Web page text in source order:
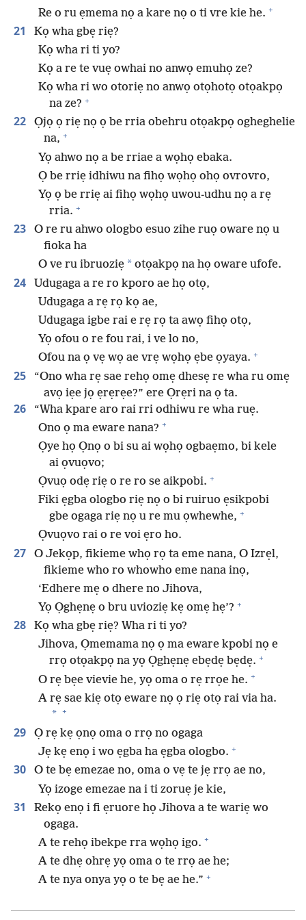
Re o ru ẹmema nọ a kare nọ o ti vre kie he. +
21
Kọ wha gbẹ riẹ?
Kọ wha ri ti yo?
Kọ a re te vuẹ owhai no anwọ emuhọ ze?
Kọ wha ri wo otoriẹ no anwọ otọhotọ otọakpọ
na ze? +
22
Ọjọ ọ riẹ nọ ọ be rria obehru otọakpọ ogheghelie
na, +
Yọ ahwo nọ a be rriae a wọhọ ebaka.
Ọ be rriẹ idhiwu na fihọ wọhọ ohọ ovrovro,
Yọ ọ be rriẹ ai fihọ wọhọ uwou-udhu nọ a rẹ
rria. +
23
O re ru ahwo ologbo esuo zihe ruọ oware nọ u
fioka ha
O ve ru ibruoziẹ * otọakpọ na họ oware ufofe.
24
Udugaga a re ro kporo ae họ otọ,
Udugaga a rẹ rọ kọ ae,
Udugaga igbe rai e rẹ rọ ta awọ fihọ otọ,
Yọ ofou o re fou rai, i ve lo no,
Ofou na ọ vẹ wọ ae vrẹ wọhọ ẹbe ọyaya. +
25
“Ono wha rẹ sae rehọ omẹ dhesẹ re wha ru omẹ
avọ iẹe jọ ẹrẹrẹe?” ere Ọrẹri na ọ ta.
26
“Wha kpare aro rai rri odhiwu re wha ruẹ.
Ono ọ ma eware nana? +
Ọye họ Ọnọ o bi su ai wọhọ ogbaẹmo, bi kele
ai ọvuọvo;
Ọvuọ odẹ riẹ o re ro se aikpobi. +
Fiki ẹgba ologbo riẹ nọ o bi ruiruo ẹsikpobi
gbe ogaga riẹ nọ u re mu ọwhewhe, +
Ọvuọvo rai o re voi ẹro ho.
27
O Jekọp, fikieme whọ rọ ta eme nana, O Izrẹl,
fikieme who ro whowho eme nana inọ,
‘Edhere mẹ o dhere no Jihova,
Yọ Ọghẹnẹ o bru uvioziẹ kẹ omẹ hẹ’? +
28
Kọ wha gbẹ riẹ? Wha ri ti yo?
Jihova, Ọmemama nọ ọ ma eware kpobi nọ e
rrọ otọakpọ na yọ Ọghẹnẹ ebẹdẹ bẹdẹ. +
O rẹ bẹe vievie he, yọ oma o rẹ rrọe he. +
A rẹ sae kiẹ otọ eware nọ ọ riẹ otọ rai via ha.
* +
29
Ọ rẹ kẹ ọnọ oma o rrọ no ogaga
Jẹ kẹ enọ i wo ẹgba ha ẹgba ologbo. +
30
O te bẹ emezae no, oma o vẹ te jẹ rrọ ae no,
Yọ izoge emezae na i ti zoruẹ je kie,
31
Rekọ enọ i fi ẹruore họ Jihova a te wariẹ wo
ogaga.
A te rehọ ibekpe rra wọhọ igo. +
A te dhẹ ohrẹ yọ oma o te rrọ ae he;
A te nya onya yọ o te bẹ ae he.” +